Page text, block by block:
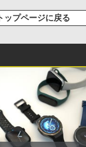
ップページに戻る